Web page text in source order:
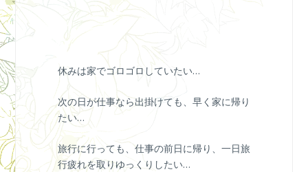
休みは家でゴロゴロしていたい…
次の日が仕事なら出掛けても、早く家に帰り
たい…
旅行に行っても、仕事の前日に帰り、一日旅
行疲れを取りゆっくりしたい…